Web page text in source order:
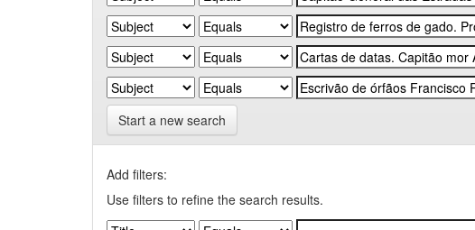
Start a new search
Add filters:
Use filters to refine the search results.